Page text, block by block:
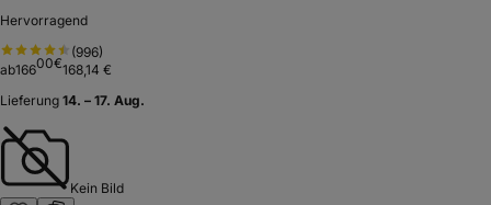
Hervorragend
(996)
ab16600€168,14 €
Lieferung 14. – 17. Aug.
Kein Bild